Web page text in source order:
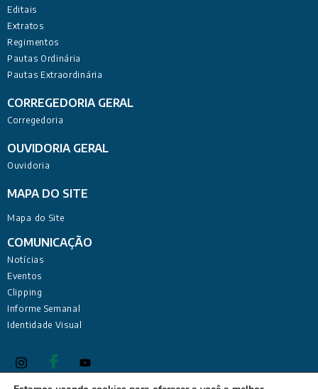
Editais
Extratos
Regimentos
Pautas Ordinária
Pautas Extraordinária
CORREGEDORIA GERAL
Corregedoria
OUVIDORIA GERAL
Ouvidoria
MAPA DO SITE
Mapa do Site
COMUNICAÇÃO
Notícias
Eventos
Clipping
Informe Semanal
Identidade Visual